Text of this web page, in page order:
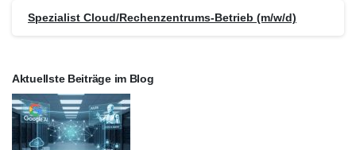
Spezialist Cloud/Rechenzentrums-Betrieb (m/w/d)
Aktuellste Beiträge im Blog